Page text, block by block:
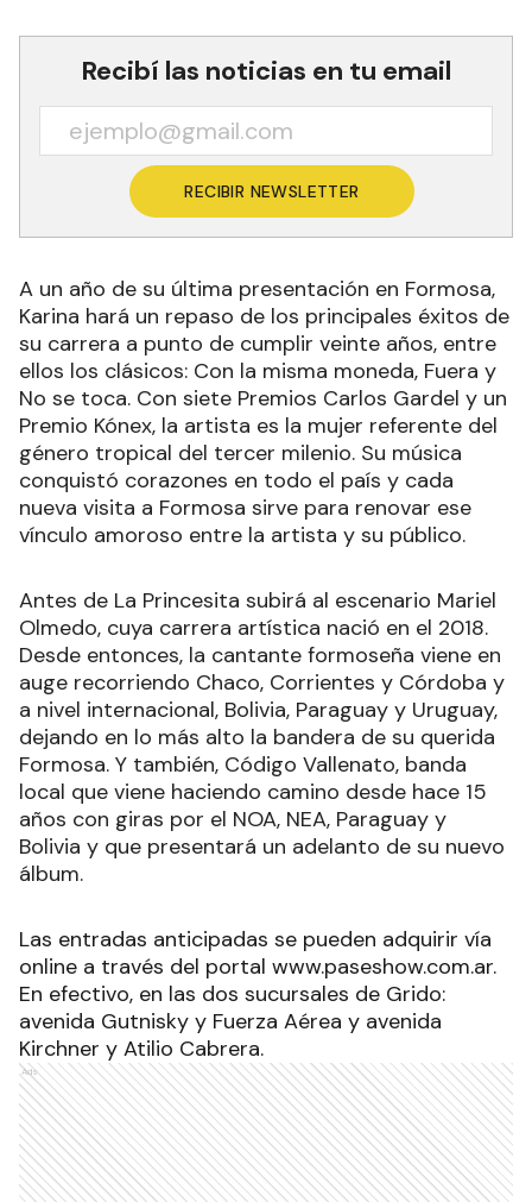
Recibí las noticias en tu email
RECIBIR NEWSLETTER
A un año de su última presentación en Formosa,
Karina hará un repaso de los principales éxitos de
su carrera a punto de cumplir veinte años, entre
ellos los clásicos: Con la misma moneda, Fuera y
No se toca. Con siete Premios Carlos Gardel y un
Premio Kónex, la artista es la mujer referente del
género tropical del tercer milenio. Su música
conquistó corazones en todo el país y cada
nueva visita a Formosa sirve para renovar ese
vínculo amoroso entre la artista y su público.
Antes de La Princesita subirá al escenario Mariel
Olmedo, cuya carrera artística nació en el 2018.
Desde entonces, la cantante formoseña viene en
auge recorriendo Chaco, Corrientes y Córdoba y
a nivel internacional, Bolivia, Paraguay y Uruguay,
dejando en lo más alto la bandera de su querida
Formosa. Y también, Código Vallenato, banda
local que viene haciendo camino desde hace 15
años con giras por el NOA, NEA, Paraguay y
Bolivia y que presentará un adelanto de su nuevo
álbum.
Las entradas anticipadas se pueden adquirir vía
online a través del portal www.paseshow.com.ar.
En efectivo, en las dos sucursales de Grido:
avenida Gutnisky y Fuerza Aérea y avenida
Kirchner y Atilio Cabrera.
Ads